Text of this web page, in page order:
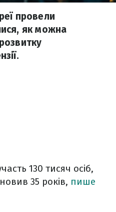
провели
як можна
130 тисяч осіб,
35 років, пише